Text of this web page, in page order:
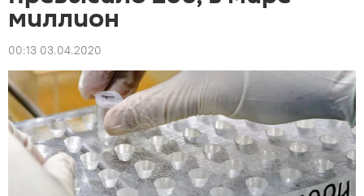
миллион
00:13 03.04.2020